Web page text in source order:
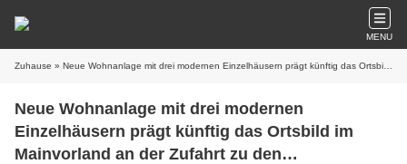
MENU
Zuhause » Neue Wohnanlage mit drei modernen Einzelhäusern prägt künftig das Ortsbild im Mainvorland an der Zufahrt zu den Mainfrankensälen
Neue Wohnanlage mit drei modernen
Einzelhäusern prägt künftig das Ortsbild im
Mainvorland an der Zufahrt zu den